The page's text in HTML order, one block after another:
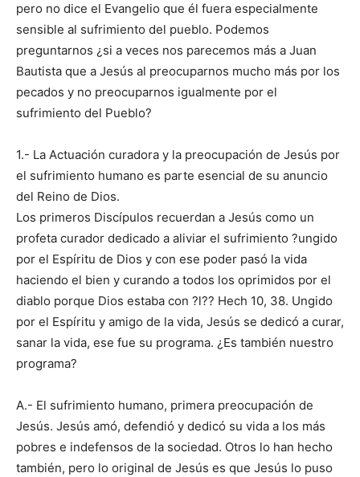
pero no dice el Evangelio que él fuera especialmente
sensible al sufrimiento del pueblo. Podemos
preguntarnos ¿si a veces nos parecemos más a Juan
Bautista que a Jesús al preocuparnos mucho más por los
pecados y no preocuparnos igualmente por el
sufrimiento del Pueblo?
1.- La Actuación curadora y la preocupación de Jesús por
el sufrimiento humano es parte esencial de su anuncio
del Reino de Dios.
Los primeros Discípulos recuerdan a Jesús como un
profeta curador dedicado a aliviar el sufrimiento ?ungido
por el Espíritu de Dios y con ese poder pasó la vida
haciendo el bien y curando a todos los oprimidos por el
diablo porque Dios estaba con ?l?? Hech 10, 38. Ungido
por el Espíritu y amigo de la vida, Jesús se dedicó a curar,
sanar la vida, ese fue su programa. ¿Es también nuestro
programa?
A.- El sufrimiento humano, primera preocupación de
Jesús. Jesús amó, defendió y dedicó su vida a los más
pobres e indefensos de la sociedad. Otros lo han hecho
también, pero lo original de Jesús es que Jesús lo puso